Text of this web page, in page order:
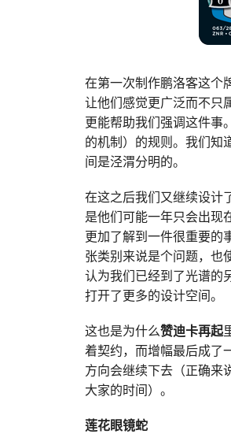
在第一次制作鹏洛客这个
让他们感觉更广泛而不只
更能帮助我们强调这件事
的机制）的规则。我们知
间是泾渭分明的。
在这之后我们又继续设计
是他们可能一年只会出现
更加了解到一件很重要
张类别来说是个问题，也
认为我们已经到了光谱的
打开了更多的设计空间。
这也是为什么赞迪卡再起
着契约，而增幅最后成了
方向会继续下去（正确
大家的时间）。
莲花眼镜蛇